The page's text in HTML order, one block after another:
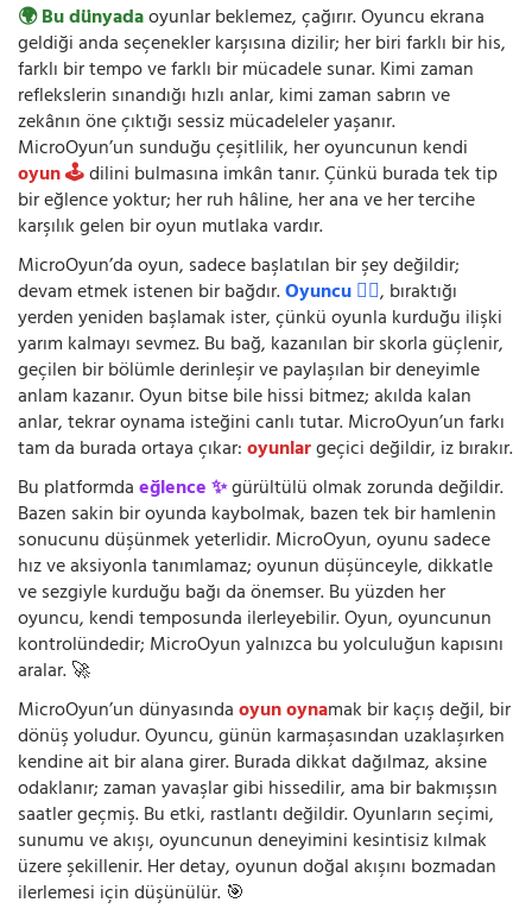
🌍 Bu dünyadaoyunlar beklemez, çağırır. Oyuncu ekrana
geldiği anda seçenekler karşısına dizilir; her biri farklı bir his,
farklı bir tempo ve farklı bir mücadele sunar. Kimi zaman
reflekslerin sınandığı hızlı anlar, kimi zaman sabrın ve
zekânın öne çıktığı sessiz mücadeleler yaşanır.
MicroOyun’un sunduğu çeşitlilik, her oyuncunun kendi
oyun 🕹️dilini bulmasına imkân tanır. Çünkü burada tek tip
bir eğlence yoktur; her ruh hâline, her ana ve her tercihe
karşılık gelen bir oyun mutlaka vardır.
MicroOyun’da oyun, sadece başlatılan bir şey değildir;
devam etmek istenen bir bağdır.Oyuncu 🧍‍♂️, bıraktığı
yerden yeniden başlamak ister, çünkü oyunla kurduğu ilişki
yarım kalmayı sevmez. Bu bağ, kazanılan bir skorla güçlenir,
geçilen bir bölümle derinleşir ve paylaşılan bir deneyimle
anlam kazanır. Oyun bitse bile hissi bitmez; akılda kalan
anlar, tekrar oynama isteğini canlı tutar. MicroOyun’un farkı
tam da burada ortaya çıkar:oyunlargeçici değildir, iz bırakır.
Bu platformdaeğlence ✨gürültülü olmak zorunda değildir.
Bazen sakin bir oyunda kaybolmak, bazen tek bir hamlenin
sonucunu düşünmek yeterlidir. MicroOyun, oyunu sadece
hız ve aksiyonla tanımlamaz; oyunun düşünceyle, dikkatle
ve sezgiyle kurduğu bağı da önemser. Bu yüzden her
oyuncu, kendi temposunda ilerleyebilir. Oyun, oyuncunun
kontrolündedir; MicroOyun yalnızca bu yolculuğun kapısını
aralar. 🚀
MicroOyun’un dünyasındaoyun oynamak bir kaçış değil, bir
dönüş yoludur. Oyuncu, günün karmaşasından uzaklaşırken
kendine ait bir alana girer. Burada dikkat dağılmaz, aksine
odaklanır; zaman yavaşlar gibi hissedilir, ama bir bakmışsın
saatler geçmiş. Bu etki, rastlantı değildir. Oyunların seçimi,
sunumu ve akışı, oyuncunun deneyimini kesintisiz kılmak
üzere şekillenir. Her detay, oyunun doğal akışını bozmadan
ilerlemesi için düşünülür. 🎯